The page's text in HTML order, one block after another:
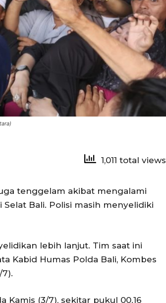
1,011 total views
tenggelam akibat mengalami
Bali. Polisi masih menyelidiki
lebih lanjut. Tim saat ini
Kabid Humas Polda Bali, Kombes
Kamis (3/7), sekitar pukul 00.16